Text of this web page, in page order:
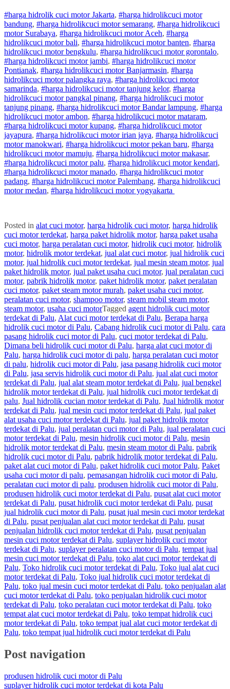
#harga hidrolik cuci motor Jakarta, #harga hidrolikcuci motor
bandung, #harga hidrolikcuci motorsemarang, #harga hidrolikcuci
motorSurabaya, #harga hidrolikcuci motorAceh, #harga
hidrolikcuci motorbali, #harga hidrolikcuci motorbanten, #harga
hidrolikcuci motorbengkulu, #harga hidrolikcuci motorgorontalo,
#harga hidrolikcuci motorjambi, #harga hidrolikcuci motor
Pontianak, #harga hidrolikcuci motorBanjarmasin, #harga
hidrolikcuci motorpalangka raya, #harga hidrolikcuci motor
samarinda, #harga hidrolikcuci motortanjung kelor, #harga
hidrolikcuci motorpangkal pinang, #harga hidrolikcuci motor
tanjung pinang, #harga hidrolikcuci motorBandar lampung, #harga
hidrolikcuci motorambon, #harga hidrolikcuci motormataram,
#harga hidrolikcuci motorkupang, #harga hidrolikcuci motor
jayapura, #harga hidrolikcuci motoririan jaya, #harga hidrolikcuci
motormanokwari, #harga hidrolikcuci motorpekan baru, #harga
hidrolikcuci motormamuju, #harga hidrolikcuci motormakasar,
#harga hidrolikcuci motorpalu, #harga hidrolikcuci motorkendari,
#harga hidrolikcuci motormanado, #harga hidrolikcuci motor
padang, #harga hidrolikcuci motorPalembang, #harga hidrolikcuci
motormedan, #harga hidrolikcuci motoryogyakarta
Posted in alat cuci motor, harga hidrolik cuci motor, harga hidrolik
cuci motor terdekat, harga paket hidrolik motor, harga paket usaha
cuci motor, harga peralatan cuci motor, hidrolik cuci motor, hidrolik
motor, hidrolik motor terdekat, jual alat cuci motor, jual hidrolik cuci
motor, jual hidrolik cuci motor terdekat, jual mesin steam motor, jual
paket hidrolik motor, jual paket usaha cuci motor, jual peralatan cuci
motor, pabrik hidrolik motor, paket hidrolik motor, paket peralatan
cuci motor, paket steam motor murah, paket usaha cuci motor,
peralatan cuci motor, shampoo motor, steam mobil steam motor,
steam motor, usaha cuci motorTagged agent hidrolik cuci motor
terdekat di Palu, Alat cuci motor terdekat di Palu, Berapa harga
hidrolik cuci motor di Palu, Cabang hidrolik cuci motor di Palu, cara
pasang hidrolik cuci motor di Palu, cuci motor terdekat di Palu,
Dimana beli hidrolik cuci motor di Palu, harga alat cuci motor di
Palu, harga hidrolik cuci motor di palu, harga peralatan cuci motor
di palu, hidrolik cuci motor di Palu, jasa pasang hidrolik cuci motor
di Palu, jasa servis hidrolik cuci motor di Palu, jual alat cuci motor
terdekat di Palu, jual alat steam motor terdekat di Palu, jual bengkel
hidrolik motor terdekat di Palu, jual hidrolik cuci motor terdekat di
palu, Jual hidrolik cucian motor terdekat di Palu, Jual hidrolik motor
terdekat di Palu, jual mesin cuci motor terdekat di Palu, jual paket
alat usaha cuci motor terdekat di Palu, jual paket hidrolik motor
terdekat di Palu, jual peralatan cuci motor di Palu, jual peralatan cuci
motor terdekat di Palu, mesin hidrolik cuci motor di Palu, mesin
hidrolik motor terdekat di Palu, mesin steam motor di Palu, pabrik
hidrolik cuci motor di Palu, pabrik hidrolik motor terdekat di Palu,
paket alat cuci motor di Palu, paket hidrolik cuci motor Palu, Paket
usaha cuci motor di palu, pemasangan hidrolik cuci motor di Palu,
peralatan cuci motor di palu, produsen hidrolik cuci motor di Palu,
produsen hidrolik cuci motor terdekat di Palu, pusat alat cuci motor
terdekat di Palu, pusat hidrolik cuci motor terdekat di Palu, pusat
jual hidrolik cuci motor di Palu, pusat jual mesin cuci motor terdekat
di Palu, pusat penjualan alat cuci motor terdekat di Palu, pusat
penjualan hidrolik cuci motor terdekat di Palu, pusat penjualan
mesin cuci motor terdekat di Palu, suplayer hidrolik cuci motor
terdekat di Palu, suplayer peralatan cuci motor di Palu, tempat jual
mesin cuci motor terdekat di Palu, toko alat cuci motor terdekat di
Palu, Toko hidrolik cuci motor terdekat di Palu, Toko jual alat cuci
motor terdekat di Palu, Toko jual hidrolik cuci motor terdekat di
Palu, toko jual mesin cuci motor terdekat di Palu, toko penjualan alat
cuci motor terdekat di Palu, toko penjualan hidrolik cuci motor
terdekat di Palu, toko peralatan cuci motor terdekat di Palu, toko
tempat alat cuci motor terdekat di Palu, toko tempat hidrolik cuci
motor terdekat di Palu, toko tempat jual alat cuci motor terdekat di
Palu, toko tempat jual hidrolik cuci motor terdekat di Palu
Post navigation
produsen hidrolik cuci motor di Palu
suplayer hidrolik cuci motor terdekat di kota Palu